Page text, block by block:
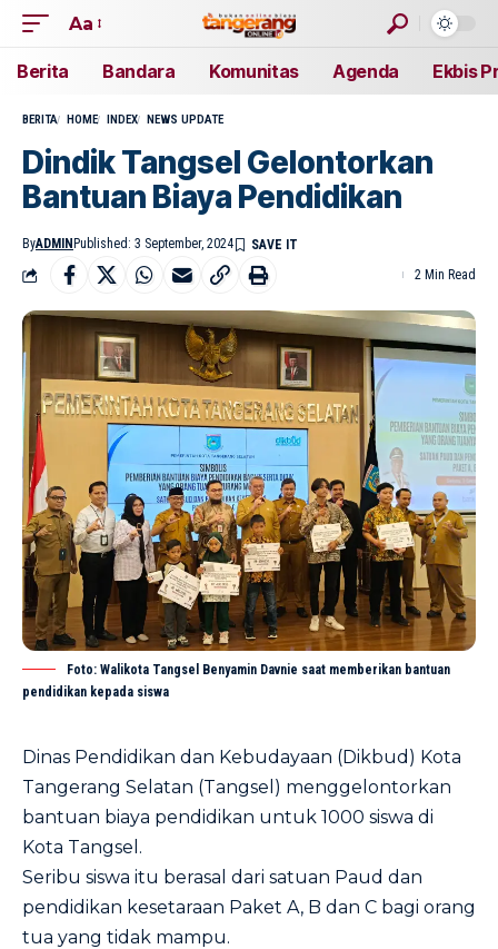
Aa
Berita Bandara Komunitas Agenda Ekbis
BERITA HOME INDEX NEWS UPDATE
Dindik Tangsel Gelontorkan
Bantuan Biaya Pendidikan
ByADMIN Published: 3 September, 2024
2 Min Read
Foto: Walikota Tangsel Benyamin Davnie saat memberikan bantuan
pendidikan kepada siswa
Dinas Pendidikan dan Kebudayaan (Dikbud) Kota
Tangerang Selatan (Tangsel) menggelontorkan
bantuan biaya pendidikan untuk 1000 siswa di
Kota Tangsel.
Seribu siswa itu berasal dari satuan Paud dan
pendidikan kesetaraan Paket A, B dan C bagi orang
tua yang tidak mampu.